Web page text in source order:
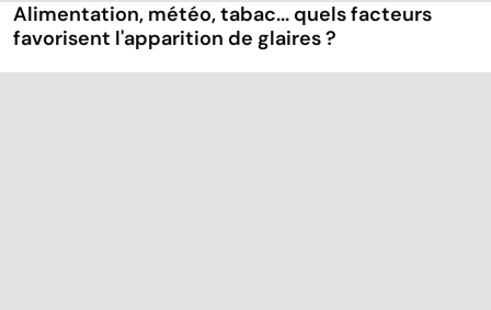
Alimentation, météo, tabac... quels facteurs
favorisent l'apparition de glaires ?